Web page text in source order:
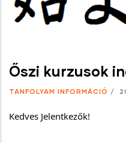
Őszi kurzusok
TANFOLYAM INFORMÁCIÓ /
Kedves Jelentkezők!